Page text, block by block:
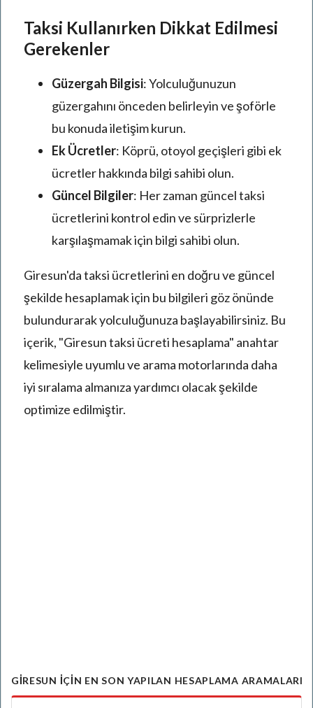
Taksi Kullanırken Dikkat Edilmesi
Gerekenler
Güzergah Bilgisi: Yolculuğunuzun
güzergahını önceden belirleyin ve şoförle
bu konuda iletişim kurun.
Ek Ücretler: Köprü, otoyol geçişleri gibi ek
ücretler hakkında bilgi sahibi olun.
Güncel Bilgiler: Her zaman güncel taksi
ücretlerini kontrol edin ve sürprizlerle
karşılaşmamak için bilgi sahibi olun.
Giresun'da taksi ücretlerini en doğru ve güncel
şekilde hesaplamak için bu bilgileri göz önünde
bulundurarak yolculuğunuza başlayabilirsiniz. Bu
içerik, "Giresun taksi ücreti hesaplama" anahtar
kelimesiyle uyumlu ve arama motorlarında daha
iyi sıralama almanıza yardımcı olacak şekilde
optimize edilmiştir.
GIRESUN IÇIN EN SON YAPILAN HESAPLAMA ARAMALARI